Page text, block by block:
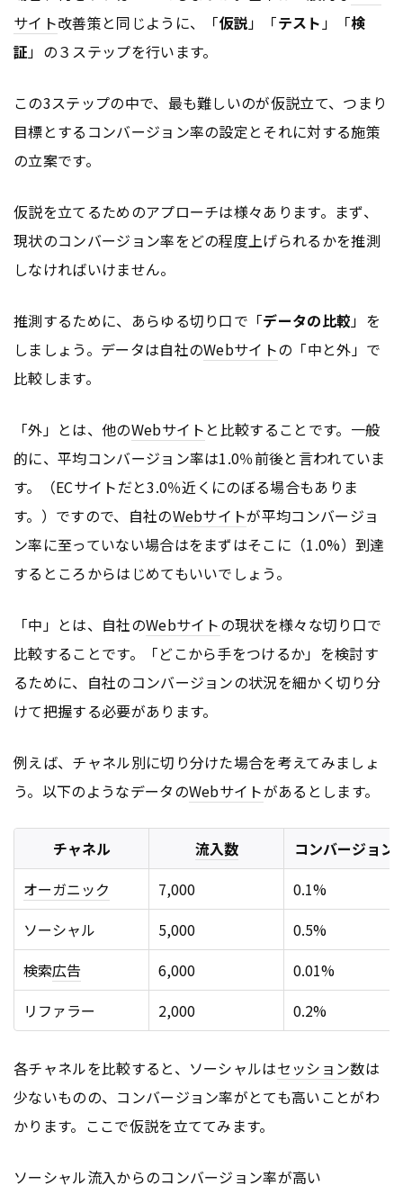
サイト改善策と同じように、「仮説」「テスト」「検
証」の３ステップを行います。
この3ステップの中で、最も難しいのが仮説立て、つまり
目標とするコンバージョン率の設定とそれに対する施策
の立案です。
仮説を立てるためのアプローチは様々あります。まず、
現状のコンバージョン率をどの程度上げられるかを推測
しなければいけません。
推測するために、あらゆる切り口で「データの比較」を
しましょう。データは自社のWebサイトの「中と外」で
比較します。
「外」とは、他のWebサイト と比較することです。一般
的に、平均コンバージョン率は1.0％前後と言われていま
す。（ECサイトだと3.0％近くにのぼる場合もありま
す。）ですので、自社のWebサイトが平均コンバージョ
ン率に至っていない場合はをまずはそこに（1.0%）到達
するところからはじめてもいいでしょう。
「中」とは、自社のWebサイトの現状を様々な切り口で
比較することです。「どこから手をつけるか」を検討す
るために、自社のコンバージョンの状況を細かく切り分
けて把握する必要があります。
例えば、チャネル別に切り分けた場合を考えてみましょ
う。以下のようなデータのWebサイトがあるとします。
チャネル 流入数
コンバージョン
オーガニック
7,000
0.1%
ソーシャル
5,000
0.5%
検索広告 6,000
0.01%
リファラー
2,000 0.2%
各チャネルを比較すると、ソーシャルはセッション数は
少ないものの、コンバージョン率がとても高いことがわ
かります。ここで仮説を立ててみます。
ソーシャル流入からのコンバージョン率が高い